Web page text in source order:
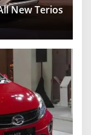
New Terios